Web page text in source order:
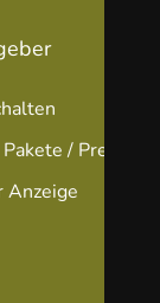
/ Preise
Anzeige